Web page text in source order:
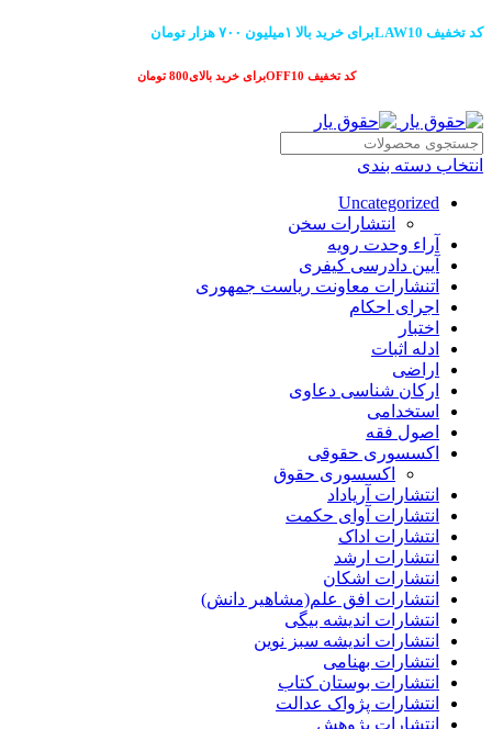
کد تخفیف LAW10برای خرید بالا ۱میلیون ۷۰۰ هزار تومان
کد تخفیف OFF10برای خرید بالای800 تومان
انتخاب دسته بندی
Uncategorized
انتشارات سخن
آراء وحدت رویه
آیین دادرسی کیفری
اتنشارات معاونت ریاست جمهوری
اجرای احکام
اختبار
ادله اثبات
اراضی
ارکان شناسی دعاوی
استخدامی
اصول فقه
اکسسوری حقوقی
اکسسوری حقوق
انتشارات آریاداد
انتشارات آوای حکمت
انتشارات اداک
انتشارات ارشد
انتشارات اشکان
انتشارات افق علم(مشاهیر دانش)
انتشارات اندیشه بیگی
انتشارات اندیشه سبز نوین
انتشارات بهنامی
انتشارات بوستان کتاب
انتشارات پژواک عدالت
انتشارات پژوهش